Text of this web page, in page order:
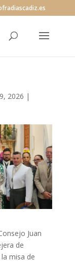
2026 |
Juan
de
misa de